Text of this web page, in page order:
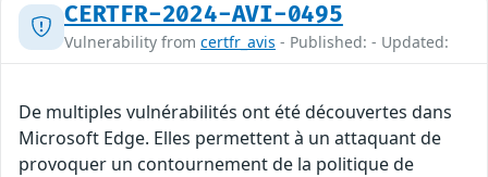
CERTFR-2024-AVI-0495
Vulnerability from certfr_avis - Published: - Updated:
De multiples vulnérabilités ont été découvertes dans
Microsoft Edge. Elles permettent à un attaquant de
provoquer un contournement de la politique de